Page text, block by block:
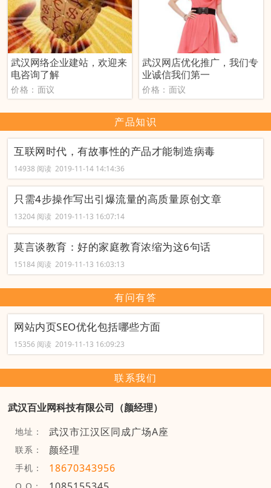
武汉网络企业建站，欢迎来
电咨询了解
价格：面议
武汉网店优化推广，我们专
业诚信我们第一
价格：面议
产品知识
互联网时代，有故事性的产品才能制造病毒
14938 阅读 2019-11-14 14:14:36
只需4步操作写出引爆流量的高质量原创文章
13204 阅读 2019-11-13 16:07:14
莫言谈教育：好的家庭教育浓缩为这6句话
15184 阅读 2019-11-13 16:03:13
有问有答
网站内页SEO优化包括哪些方面
15356 阅读 2019-11-13 16:09:23
联系我们
武汉百业网科技有限公司（颜经理）
地址： 武汉市江汉区同成广场A座
联系： 颜经理
手机： 18670343956